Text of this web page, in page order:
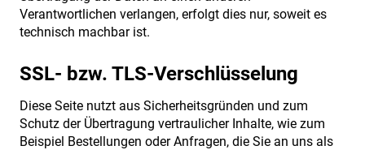
Verantwortlichen verlangen, erfolgt dies nur, soweit es
technisch machbar ist.
SSL- bzw. TLS-Verschlüsselung
Diese Seite nutzt aus Sicherheitsgründen und zum
Schutz der Übertragung vertraulicher Inhalte, wie zum
Beispiel Bestellungen oder Anfragen, die Sie an uns als